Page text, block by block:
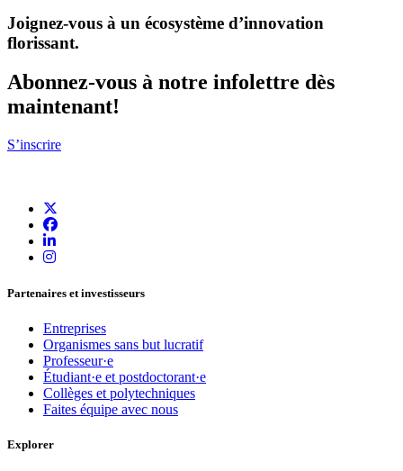
Joignez-vous à un écosystème d’innovation
florissant.
Abonnez-vous à notre infolettre dès
maintenant!
S’inscrire
Partenaires et investisseurs
Entreprises
Organismes sans but lucratif
Professeur·e
Étudiant·e et postdoctorant·e
Collèges et polytechniques
Faites équipe avec nous
Explorer